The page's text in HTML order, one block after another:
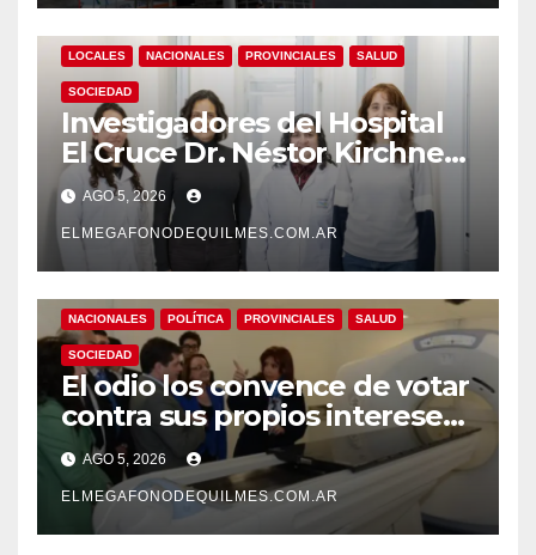
LOCALES NACIONALES PROVINCIALES SALUD
SOCIEDAD
Investigadores del Hospital
El Cruce Dr. Néstor Kirchner
desarrollan un estudio
pionero sobre el
envejecimiento cerebral y las
demencias
AGO 5, 2026
ELMEGAFONODEQUILMES.COM.AR
NACIONALES POLÍTICA PROVINCIALES SALUD
SOCIEDAD
El odio los convence de votar
contra sus propios intereses.
Una Sociedad atrapada en la
grieta
AGO 5, 2026
ELMEGAFONODEQUILMES.COM.AR